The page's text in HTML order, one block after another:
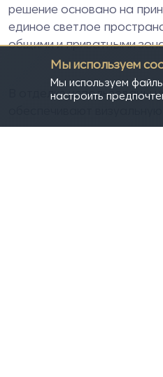
решение основано на
единое светлое
общими и приватными
В отделке
Мы используем
Мы используем
настроить